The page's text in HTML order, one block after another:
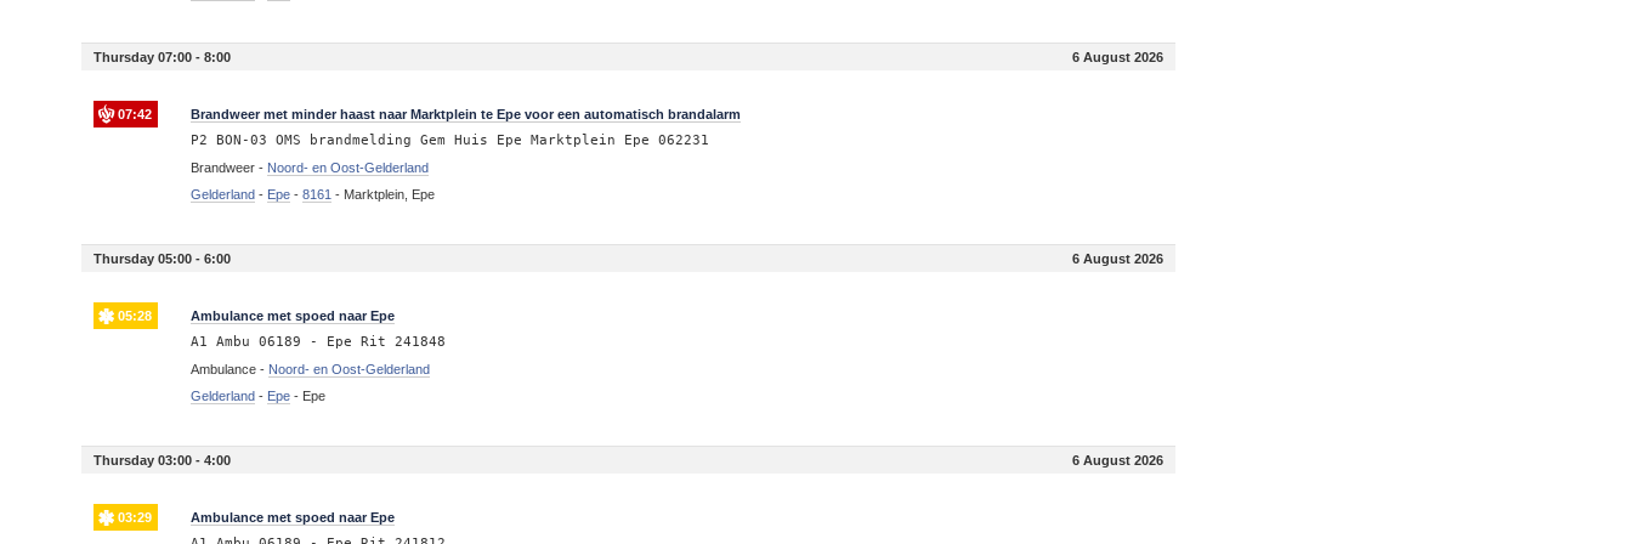
Thursday 07:00 - 8:00 6 August 2026
07:42 Brandweer met minder haast naar Marktplein te Epe voor een automatisch brandalarm
P2 BON-03 OMS brandmelding Gem Huis Epe Marktplein Epe 062231
Brandweer - Noord- en Oost-Gelderland
Gelderland - Epe -8161 - Marktplein, Epe
Thursday 05:00 - 6:00 6 August 2026
05:28 Ambulance met spoed naar Epe
A1 Ambu 06189 - Epe Rit 241848
Ambulance - Noord- en Oost-Gelderland
Gelderland - Epe - Epe
Thursday 03:00 - 4:00 6 August 2026
03:29 Ambulance met spoed naar Epe